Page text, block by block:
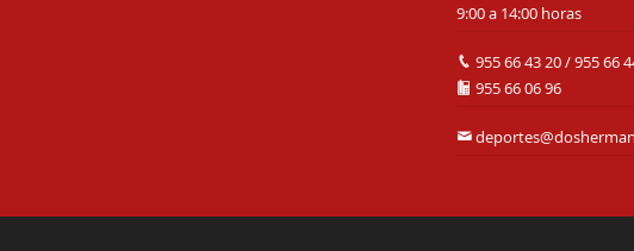
9:00 a 14:00 horas
955 66 43 20/955 66
955 66 06 96